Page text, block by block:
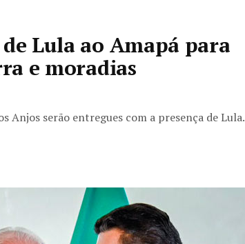
Lula ao Amapá para
e moradias
Anjos serão entregues com a presença de Lula.